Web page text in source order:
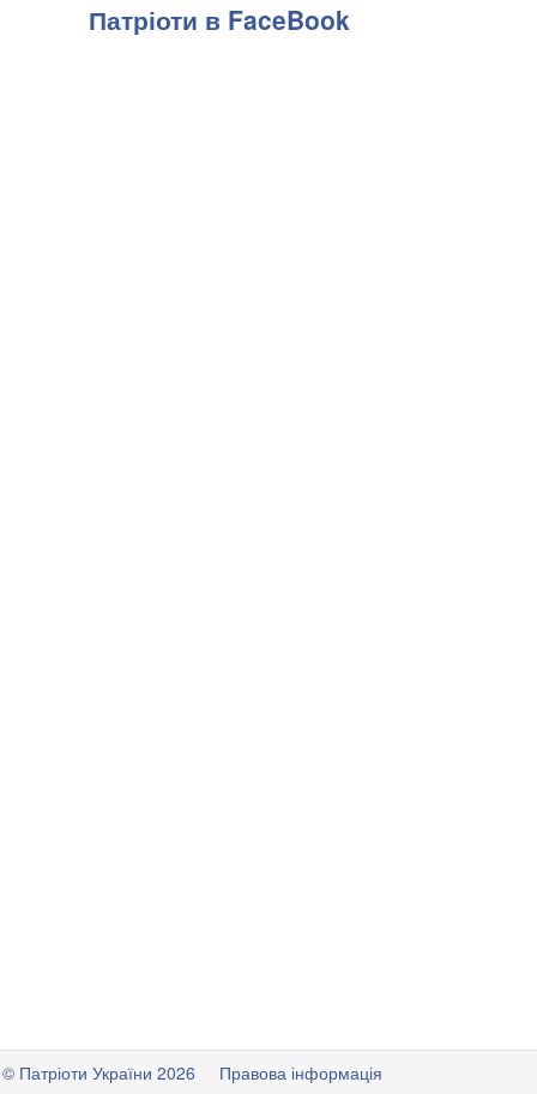
Патріоти в FaceBook
© Патріоти України 2026 Правова інформація